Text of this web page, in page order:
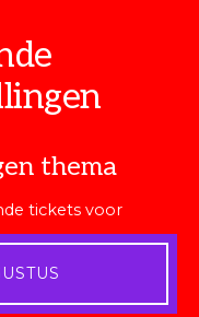
thema
tickets voor